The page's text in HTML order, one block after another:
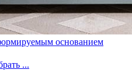
основанием
...